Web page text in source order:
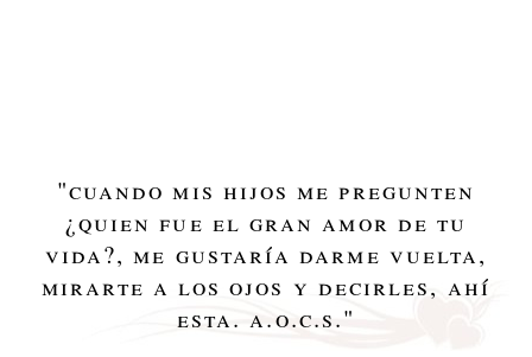
"cuando mis hijos me pregunten
¿quien fue el gran amor de tu
vida?, me gustaría darme vuelta,
mirarte a los ojos y decirles, ahí
esta. a.o.c.s."